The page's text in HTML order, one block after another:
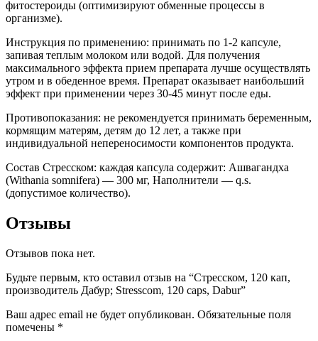
фитостероиды (оптимизируют обменные процессы в
организме).
Инструкция по применению: принимать по 1-2 капсуле,
запивая теплым молоком или водой. Для получения
максимального эффекта прием препарата лучше осуществлять
утром и в обеденное время. Препарат оказывает наибольший
эффект при применении через 30-45 минут после еды.
Противопоказания: не рекомендуется принимать беременным,
кормящим матерям, детям до 12 лет, а также при
индивидуальной непереносимости компонентов продукта.
Состав Стресском: каждая капсула содержит: Ашвагандха
(Withania somnifera) — 300 мг, Наполнители — q.s.
(допустимое количество).
Отзывы
Отзывов пока нет.
Будьте первым, кто оставил отзыв на “Стресском, 120 кап,
производитель Дабур; Stresscom, 120 caps, Dabur”
Ваш адрес email не будет опубликован. Обязательные поля
помечены *